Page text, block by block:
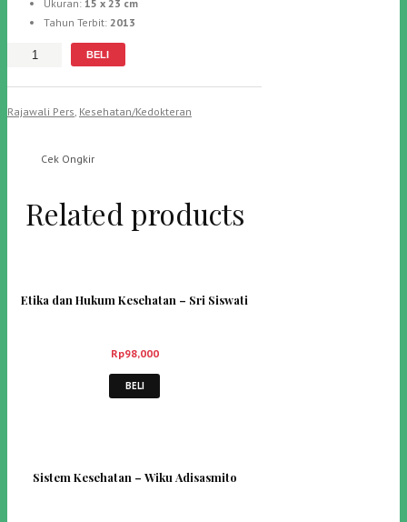
Ukuran: 15 x 23 cm
Tahun Terbit: 2013
Jumlah
BELI
Rajawali Pers, Kesehatan/Kedokteran
Cek Ongkir
Related products
Etika dan Hukum Kesehatan – Sri Siswati
Rp98,000
BELI
Sistem Kesehatan – Wiku Adisasmito